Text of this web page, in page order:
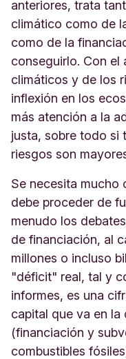
anteriores, trata
climático como de
como de la
conseguirlo. Con el
climáticos y de los
inflexión en los
más atención a la
justa, sobre todo si
riesgos son
Se necesita mucho
debe proceder de
menudo los
de financiación, al
millones o incluso
"déficit" real, tal y
informes, es una
capital que va en
(financiación y
combustibles